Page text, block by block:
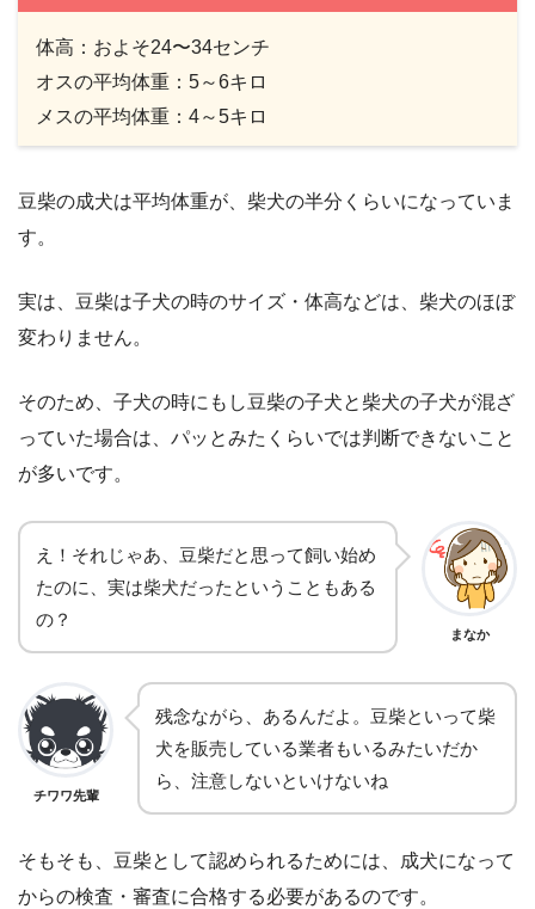
体高：およそ24〜34センチ
オスの平均体重：5～6キロ
メスの平均体重：4～5キロ
豆柴の成犬は平均体重が、柴犬の半分くらいになっていま
す。
実は、豆柴は子犬の時のサイズ・体高などは、柴犬のほぼ
変わりません。
そのため、子犬の時にもし豆柴の子犬と柴犬の子犬が混ざ
っていた場合は、パッとみたくらいでは判断できないこと
が多いです。
え！それじゃあ、豆柴だと思って飼い始め
たのに、実は柴犬だったということもある
の？
まなか
チワワ先輩
残念ながら、あるんだよ。豆柴といって柴
犬を販売している業者もいるみたいだか
ら、注意しないといけないね
そもそも、豆柴として認められるためには、成犬になって
からの検査・審査に合格する必要があるのです。